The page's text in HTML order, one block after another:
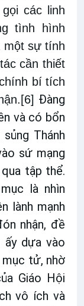
các linh
tình hình
một sự tính
cần thiết
bí tích
[6] Đàng
và có bổn
Thánh
sứ mạng
tập thể.
là nhìn
lành mạnh
nhận, đề
dựa vào
mục tử, nhờ
Giáo Hội
vô ích và